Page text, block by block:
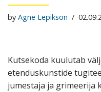
by Agne Lepikson
Kutsekoda kuulutab
etenduskunstide
jumestaja ja grimeerija